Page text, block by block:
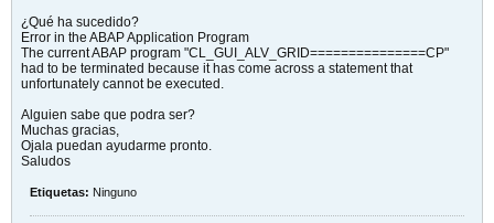
¿Qué ha sucedido?
Error in the ABAP Application Program
The current ABAP program "CL_GUI_ALV_GRID===============CP"
had to be terminated because it has come across a statement that
unfortunately cannot be executed.
Alguien sabe que podra ser?
Muchas gracias,
Ojala puedan ayudarme pronto.
Saludos
Etiquetas: Ninguno